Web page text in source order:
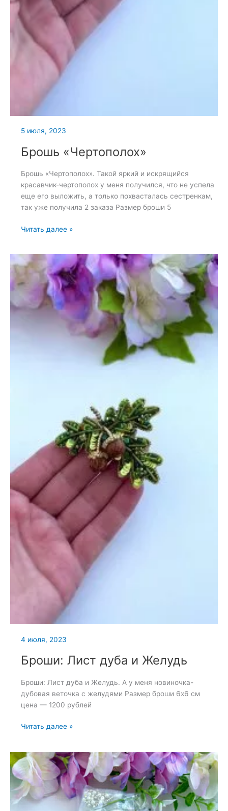
5 июля, 2023
Брошь «Чертополох»
Брошь «Чертополох». Такой яркий и искрящийся
красавчик-чертополох у меня получился, что не успела
еще его выложить, а только похвасталась сестренкам,
так уже получила 2 заказа Размер броши 5
Брошь
Читать далее »
4 июля, 2023
Броши: Лист дуба и Желудь
Броши: Лист дуба и Желудь. А у меня новиночка-
дубовая веточка с желудями Размер броши 6х6 см
цена — 1200 рублей
Броши:
и
Желудь
Читать далее »